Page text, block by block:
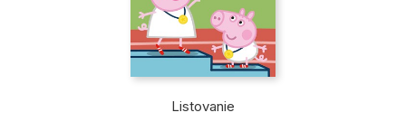
Darčekové publikácie
Doplnkový sortiment
Listovanie